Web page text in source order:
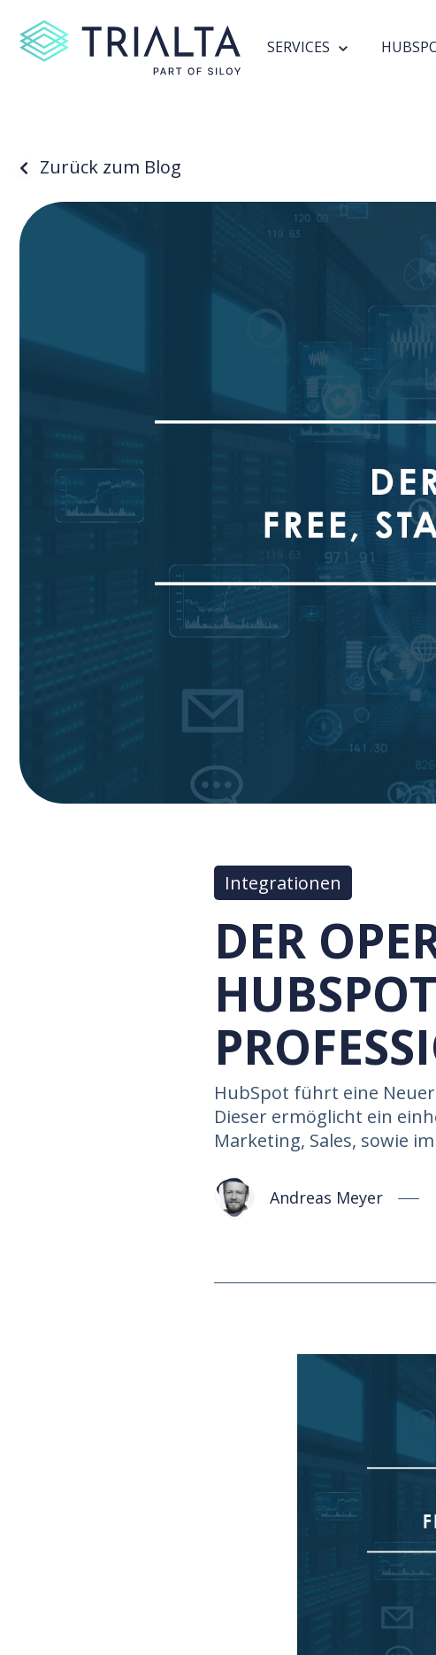
SERVICES
Zurück zum Blog
Integrationen
DER
HubSpot führt eine
Dieser ermöglicht ein
Marketing, Sales, sowie
Andreas Meyer